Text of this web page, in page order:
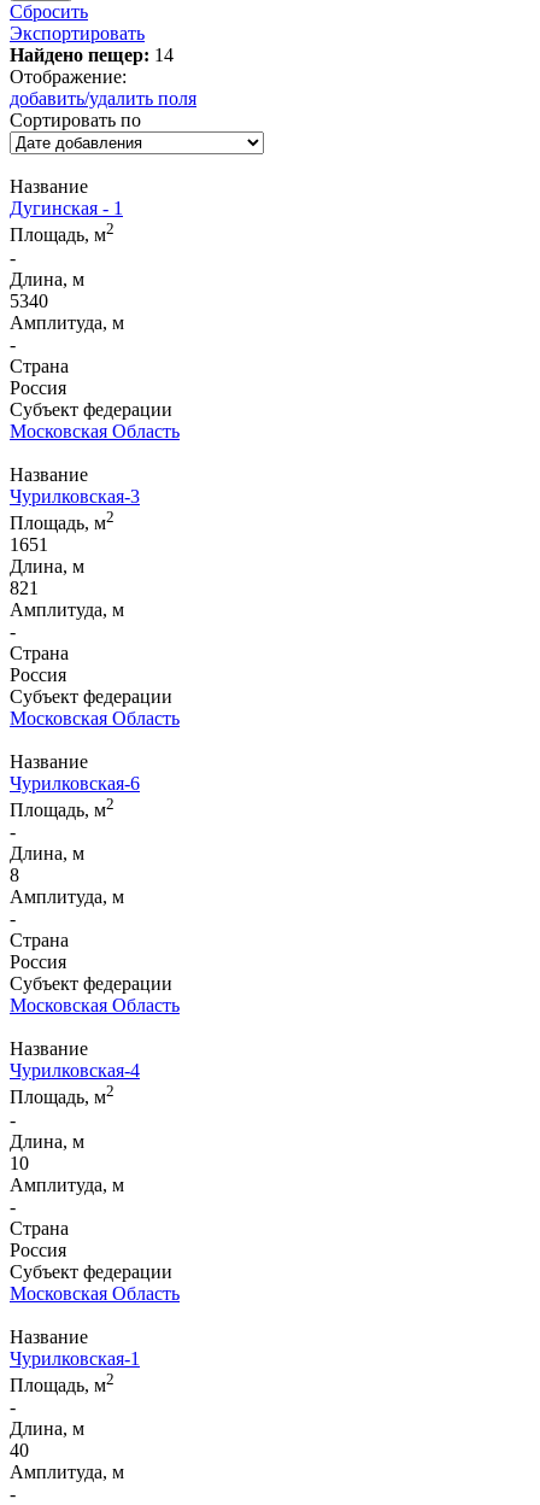
Сбросить
Экспортировать
Найдено пещер: 14
Отображение:
добавить/удалить поля
Сортировать по
Название
Дугинская - 1
Площадь, м2
-
Длина, м
5340
Амплитуда, м
-
Страна
Россия
Субъект федерации
Московская Область
Название
Чурилковская-3
Площадь, м2
1651
Длина, м
821
Амплитуда, м
-
Страна
Россия
Субъект федерации
Московская Область
Название
Чурилковская-6
Площадь, м2
-
Длина, м
8
Амплитуда, м
-
Страна
Россия
Субъект федерации
Московская Область
Название
Чурилковская-4
Площадь, м2
-
Длина, м
10
Амплитуда, м
-
Страна
Россия
Субъект федерации
Московская Область
Название
Чурилковская-1
Площадь, м2
-
Длина, м
40
Амплитуда, м
-